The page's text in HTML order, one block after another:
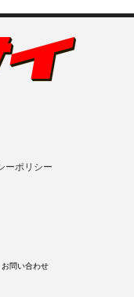
ーポリシー
お問い合わせ